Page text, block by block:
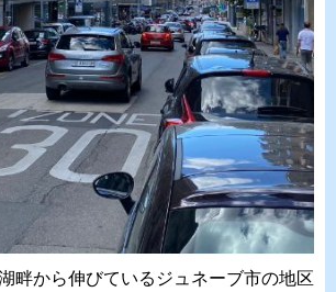
畔から伸びているジュネーブ市の地区